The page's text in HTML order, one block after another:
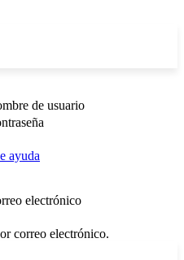
de usuario
ayuda
electrónico
correo electrónico.